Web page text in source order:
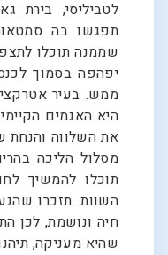
לטביליסי, בירת
תפגשו בה
שממנה תוכלו
יפהפה בסמוך
ממש. בעיר
היא האגמים
את השלווה
מסלול הליכה
תוכלו להמשיך
השוות. תזכרו
חיה ונושמת, לכן
שהיא מעניקה,